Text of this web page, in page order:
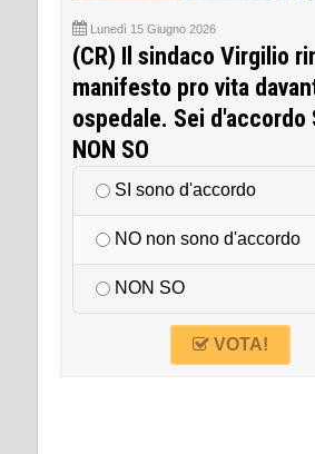
Lunedì 15 Giugno 2026
(CR) Il sindaco Virgilio
manifesto pro vita
ospedale. Sei d'accordo
NON SO
SI sono d'accordo
NO non sono d'accordo
NON SO
VOTA!